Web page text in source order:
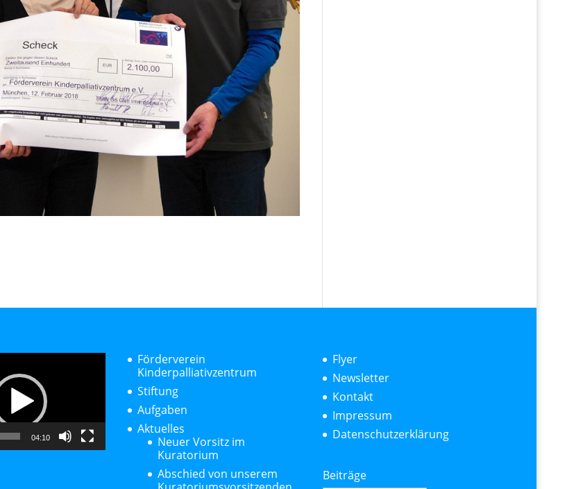
04:10
Förderverein
Kinderpalliativzentrum
Stiftung
Aufgaben
Aktuelles
Neuer Vorsitz im
Kuratorium
Abschied von unserem
Flyer
Newsletter
Kontakt
Impressum
Datenschutzerklärung
Beiträge